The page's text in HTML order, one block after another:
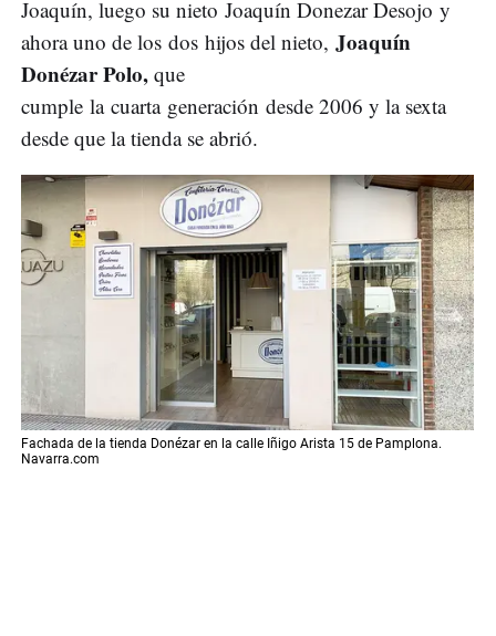
Joaquín, luego su nieto Joaquín Donezar Desojo y
ahora uno de los dos hijos del nieto, Joaquín
Donézar Polo, que
cumple la cuarta generación desde 2006 y la sexta
desde que la tienda se abrió.
Fachada de la tienda Donézar en la calle Iñigo Arista 15 de Pamplona.
Navarra.com